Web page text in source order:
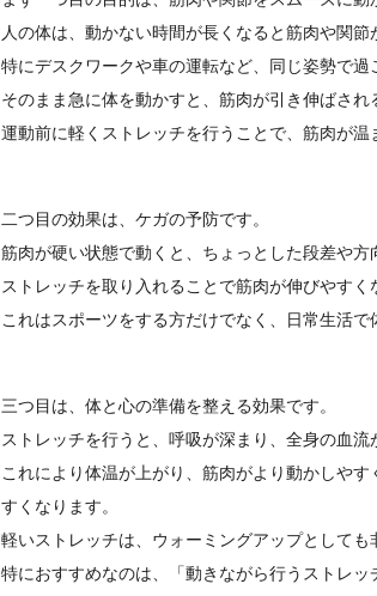
人の体は、動かない時間が長くなると筋肉や関
特にデスクワークや車の運転など、同じ姿勢で
そのまま急に体を動かすと、筋肉が引き伸ばさ
運動前に軽くストレッチを行うことで、筋肉が温
二つ目の効果は、ケガの予防です。
筋肉が硬い状態で動くと、ちょっとした段差や
ストレッチを取り入れることで筋肉が伸びやす
これはスポーツをする方だけでなく、日常生活
三つ目は、体と心の準備を整える効果です。
ストレッチを行うと、呼吸が深まり、全身の血流
これにより体温が上がり、筋肉がより動かしや
すくなります。
軽いストレッチは、ウォーミングアップとしても
特におすすめなのは、「動きながら行うストレッ